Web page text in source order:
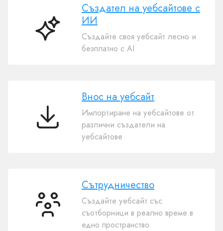
Създател
Създател на уебсайтове с
ИИ
Създайте своя уебсайт лесно и
безплатно с AI
Внос
Внос на уебсайт
Импортиране на уебсайтове от
различни създатели на
уебсайтове
Сътрудничество
Сътрудничество
Създайте уебсайт със
съотборници в реално време в
едно пространство